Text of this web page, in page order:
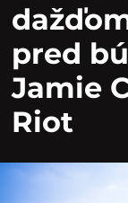
pred
Jamie
Riot